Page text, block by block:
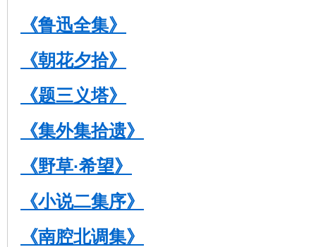
《鲁迅全集》
《朝花夕拾》
《题三义塔》
《集外集拾遗》
《野草·希望》
《小说二集序》
《南腔北调集》